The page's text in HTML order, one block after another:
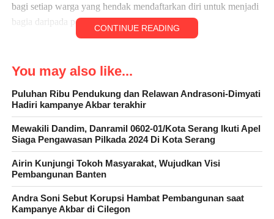
bagi setiap warga yang hendak mendaftarkan diri untuk menjadi
bagia daripada petugas (KPPS)
“Syarat anggota KPPS usia 17-55 tahun, tamat SMA sederajat,
tidak terafiliasi dengan partai politik dan tim sukses,
“Petugas KPPS adalah ujung tombak penyelenggara pemilu
yang bersentuhan langsung dengan pemilik suara di Masing-
masing TPS,
CONTINUE READING
You may also like...
Puluhan Ribu Pendukung dan Relawan Andrasoni-Dimyati
Hadiri kampanye Akbar terakhir
Mewakili Dandim, Danramil 0602-01/Kota Serang Ikuti Apel
Siaga Pengawasan Pilkada 2024 Di Kota Serang
Airin Kunjungi Tokoh Masyarakat, Wujudkan Visi
Pembangunan Banten
Andra Soni Sebut Korupsi Hambat Pembangunan saat
Kampanye Akbar di Cilegon